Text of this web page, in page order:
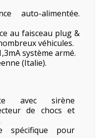
auto-alimentée.
au faisceau plug &
véhicules.
système armé.
(Italie).
avec sirène
de chocs et
spécifique pour